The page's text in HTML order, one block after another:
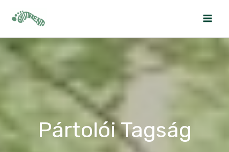
Pártolói Tagság